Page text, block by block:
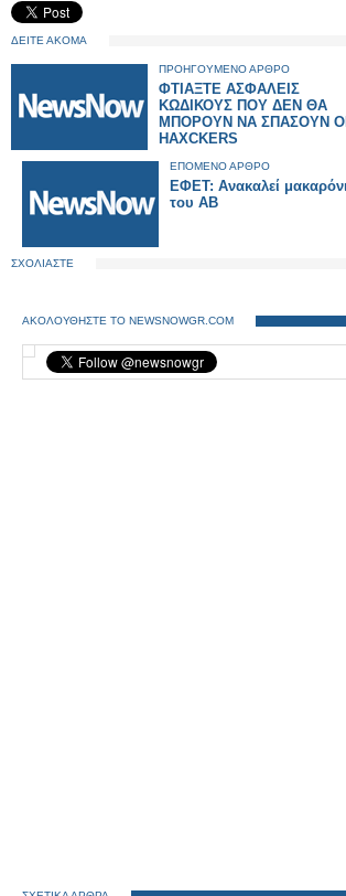
ΔΕΙΤΕ ΑΚΟΜΑ
ΠΡΟΗΓΟΥΜΕΝΟ ΑΡΘΡΟ
ΦΤΙΑΞΤΕ ΑΣΦΑΛΕΙΣ
ΚΩΔΙΚΟΥΣ ΠΟΥ ΔΕΝ ΘΑ
ΜΠΟΡΟΥΝ ΝΑ ΣΠΑΣΟΥΝ ΟΙ
HAXCKERS
ΕΠΟΜΕΝΟ ΑΡΘΡΟ
ΕΦΕΤ: Ανακαλεί
του ΑΒ
ΣΧΟΛΙΑΣΤΕ
ΑΚΟΛΟΥΘΗΣΤΕ ΤΟ NEWSNOWGR.COM